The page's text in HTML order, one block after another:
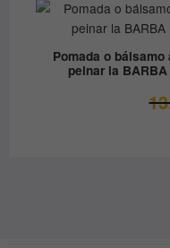
Pomada o
peinar la BARBA